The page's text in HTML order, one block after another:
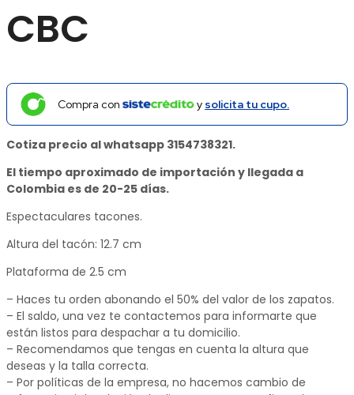
CBC
Compra con y solicita tu cupo.
Cotiza precio al whatsapp 3154738321.
El tiempo aproximado de importación y llegada a
Colombia es de 20-25 días.
Espectaculares tacones.
Altura del tacón: 12.7 cm
Plataforma de 2.5 cm
– Haces tu orden abonando el 50% del valor de los zapatos.
– El saldo, una vez te contactemos para informarte que
están listos para despachar a tu domicilio.
– Recomendamos que tengas en cuenta la altura que
deseas y la talla correcta.
– Por políticas de la empresa, no hacemos cambio de